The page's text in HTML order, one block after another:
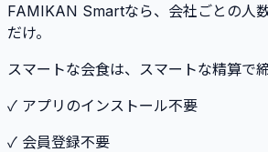
FAMIKAN Smartなら、会社ごとの人
だけ。
スマートな会食は、スマートな精算で締
✓ アプリのインストール不要
✓ 会員登録不要